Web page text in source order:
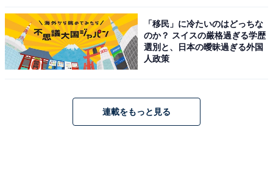
「移民」に冷たいのはどっちな
のか？ スイスの厳格過ぎる学歴
選別と、日本の曖昧過ぎる外国
人政策
連載をもっと見る